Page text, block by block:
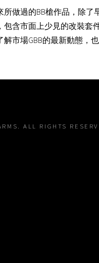
做過的BB槍作品，除
包含市面上少見的改裝套
解市場GBB的最新動態，
ARMS. ALL